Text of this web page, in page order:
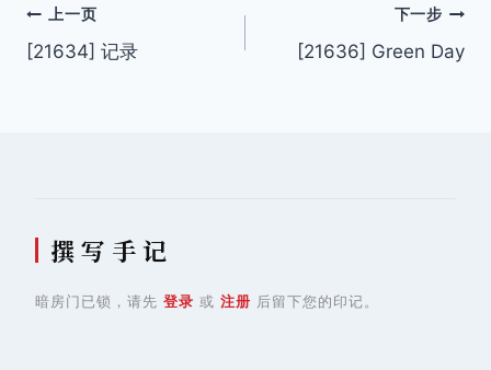
文
章
上一页
[21634] 记录
下一步
[21636] Green Day
撰 写 手 记
暗房门已锁，请先 登录 或 注册 后留下您的印记。